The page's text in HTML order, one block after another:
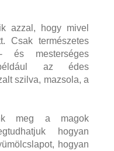
azzal, hogy mivel
Csak természetes
és mesterséges
az édes
szilva, mazsola, a
meg a magok
hogyan
hogyan